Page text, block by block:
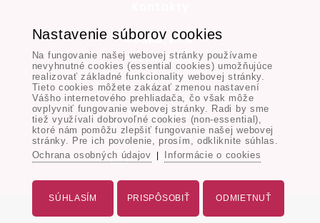
MONAD, s.r.o.
Hodská 345/3,
924 01 Galanta
Tel. & Email:
+421 917 106 227
info@monad.sk
Nastavenie súborov cookies
Na fungovanie našej webovej stránky používame
nevyhnutné cookies (essential cookies) umožňujúce
realizovať základné funkcionality webovej stránky.
Tieto cookies môžete zakázať zmenou nastavení
Vášho internetového prehliadača, čo však môže
ovplyvniť fungovanie webovej stránky. Radi by sme
tiež využívali dobrovoľné cookies (non-essential),
ktoré nám pomôžu zlepšiť fungovanie našej webovej
stránky. Pre ich povolenie, prosím, odkliknite súhlas.
Ochrana osobných údajov
Informácie o cookies
SÚHLASÍM PRISPÔSOBIŤ ODMIETNUŤ